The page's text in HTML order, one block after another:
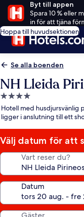
Byt till appen
Spara 10 % eller
in för att tjäna
Hoppa till huvudsektionen
Se alla boenden
NH Lleida
4.0-
stjärnigt
boende
Hotell med husdjursvänlig
ligger i anslutning till ett
Välj datum för att
Vart reser du?
Datum